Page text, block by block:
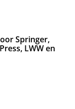
Springer,
LWW en